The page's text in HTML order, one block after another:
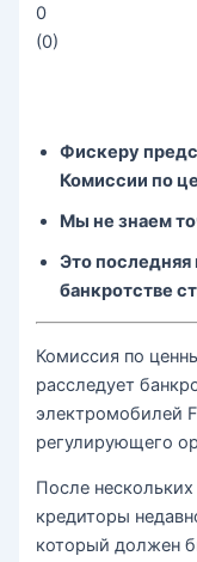
0
(0)
Фискеру
Комиссии по
Мы не знаем
Это последняя
банкротстве
Комиссия по
расследует
электромобилей
регулирующего
После
кредиторы
который должен